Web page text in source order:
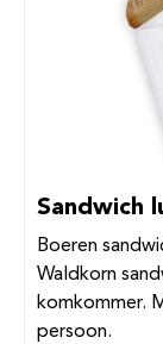
Sandwich
Boeren
Waldkorn
komkommer.
persoon.